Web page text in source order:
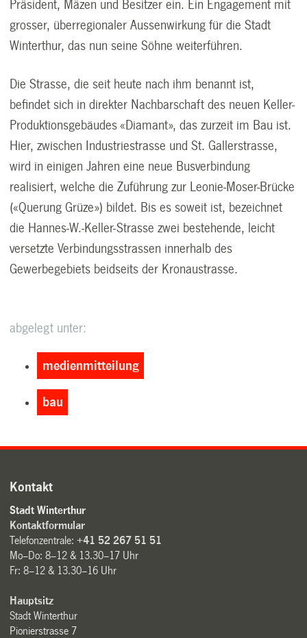
Präsident, Mäzen und Besitzer ein. Ein Engagement mit
grosser, überregionaler Aussenwirkung für die Stadt
Winterthur, das nun seine Söhne weiterführen.
Die Strasse, die seit heute nach ihm benannt ist,
befindet sich in direkter Nachbarschaft des neuen Keller-
Produktionsgebäudes «Diamant», das zurzeit im Bau ist.
Hier, zwischen Industriestrasse und St. Gallerstrasse,
wird in einigen Jahren eine neue Busverbindung
realisiert, welche die Zuführung zur Leonie-Moser-Brücke
(«Querung Grüze») bildet. Bis es soweit ist, bezeichnet
die Hannes-W.-Keller-Strasse zwei bestehende, leicht
versetzte Verbindungsstrassen innerhalb des
Gewerbegebiets beidseits der Kronaustrasse.
abgelegt unter:
medienmitteilung
bau
Kontakt
Stadt Winterthur
Kontaktformular
Telefonzentrale:+41 52 267 51 51
Mo–Do: 8–12 & 13.30–17 Uhr
Fr: 8–12 & 13.30–16 Uhr
Hauptsitz
Stadt Winterthur
Pionierstrasse 7